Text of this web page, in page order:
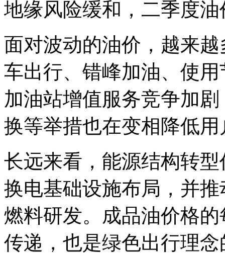
地缘风险缓和，二季度
面对波动的油价，越来
车出行、错峰加油、使
加油站增值服务竞争加
换等举措也在变相降低
长远来看，能源结构转
换电基础设施布局，并
燃料研发。成品油价格
传递，也是绿色出行理